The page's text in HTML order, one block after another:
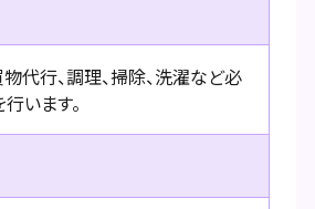
代行、調理、掃除、洗濯など必
います。